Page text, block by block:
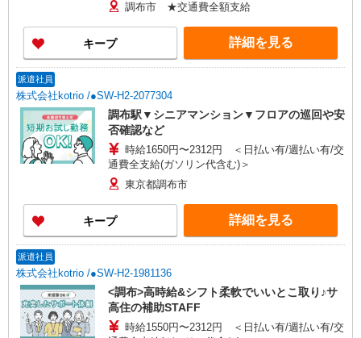
調布市 ★交通費全額支給
キープ 詳細を見る
派遣社員
株式会社kotrio /●SW-H2-2077304
調布駅▼シニアマンション▼フロアの巡回や安
否確認など
時給1650円〜2312円 ＜日払い有/週払い有/交
通費全支給(ガソリン代含む)＞
東京都調布市
キープ 詳細を見る
派遣社員
株式会社kotrio /●SW-H2-1981136
<調布>高時給&シフト柔軟でいいとこ取り♪サ
高住の補助STAFF
時給1550円〜2312円 ＜日払い有/週払い有/交